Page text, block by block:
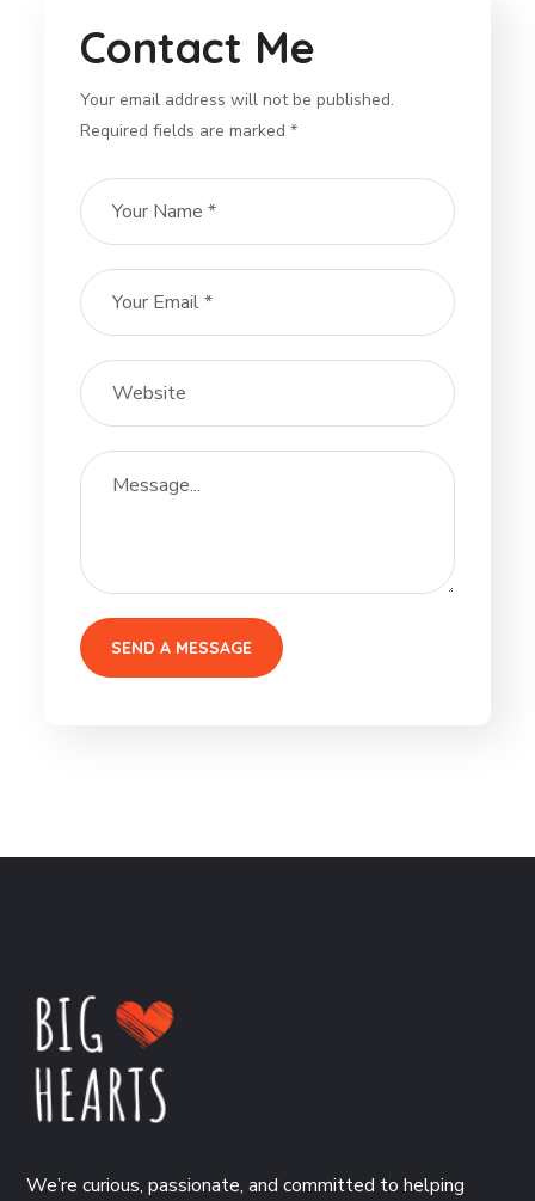
Contact Me
Your email address will not be published.
Required fields are marked *
We’re curious, passionate, and committed to helping